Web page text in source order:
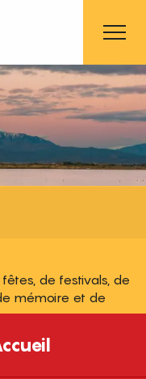
fêtes, de festivals, de
mémoire et de